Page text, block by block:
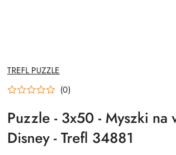
NAZWA
PRODUCENTA:
TREFL PUZZLE
(0)
Puzzle - 3x50 - Myszki na
Disney - Trefl 34881